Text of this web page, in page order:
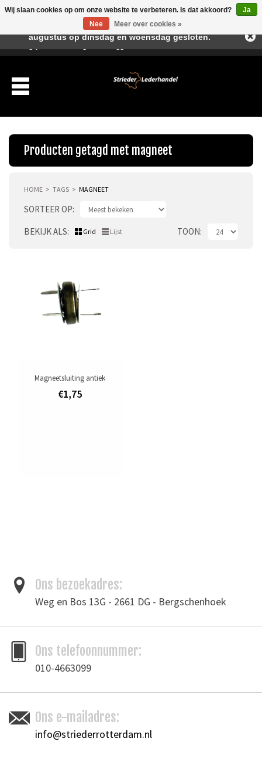
Producten getagd met magneet
HOME TAGS MAGNEET
SORTEER OP
BEKIJK ALS
Grid Lijst TOON
Magneetsluiting antiek
€1,75
Ons bezoekadres:
Weg en Bos 13G - 2661 DG - Bergschenhoek
Ons telefoonnummer:
010-4663099
Ons e-mailadres:
info@striederrotterdam.nl
Wij slaan cookies op om onze website te verbeteren. Is dat akkoord?
Ja
Nee
Meer over cookies »
Beste klant, I.v.m. de vakantieperiode zijn wij in juli en
augustus op dinsdag en woensdag gesloten.